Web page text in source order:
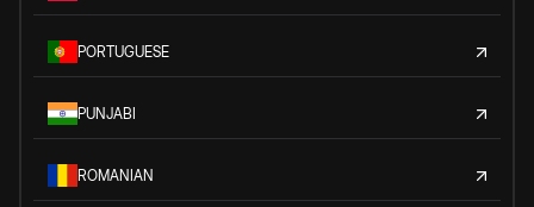
PORTUGUESE
PUNJABI
ROMANIAN